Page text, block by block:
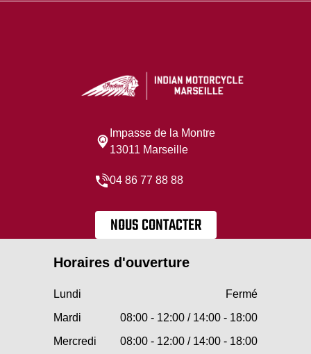
Impasse de la Montre
13011 Marseille
04 86 77 88 88
NOUS CONTACTER
Horaires d'ouverture
Lundi
Fermé
Mardi
08:00 - 12:00 / 14:00 - 18:00
Mercredi
08:00 - 12:00 / 14:00 - 18:00